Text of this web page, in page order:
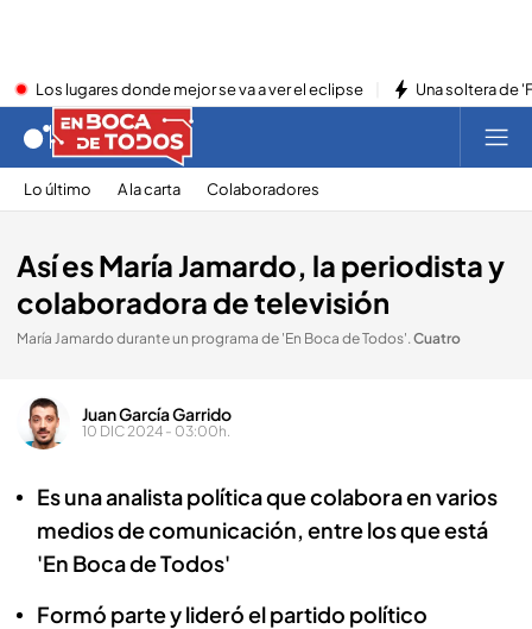
Los lugares donde mejor se va a ver el eclipse Una soltera de
Lo último A la carta Colaboradores
Así es María Jamardo, la periodista y
colaboradora de televisión
María Jamardo durante un programa de 'En Boca de Todos'.Cuatro
Juan García Garrido
10 DIC 2024 - 03:00h.
Es una analista política que colabora en varios
medios de comunicación, entre los que está
'En Boca de Todos'
Formó parte y lideró el partido político